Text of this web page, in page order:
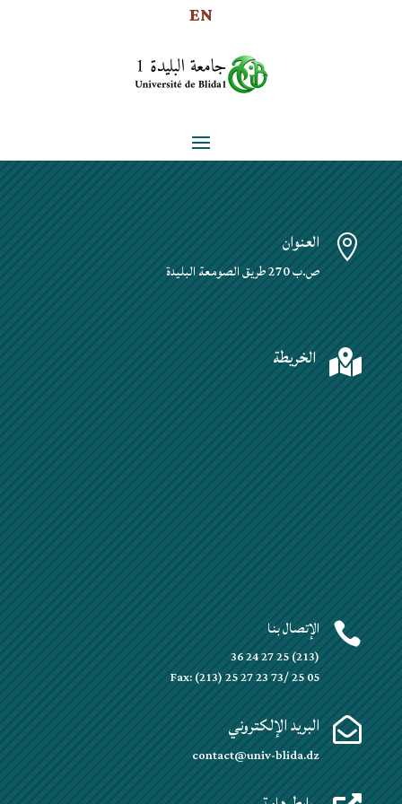
EN
 العنوان
ص.ب 270 طريق الصومعة البليدة
 الخريطة
 الإتصال بنا
(213) 25 27 24 36
Fax: (213) 25 27 23 73/ 25 05
 البريد الإلكتروني
contact@univ-blida.dz